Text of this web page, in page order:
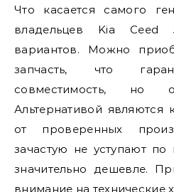
Что касается самого
владельцев Kia Ceed
вариантов. Можно
запчасть, что
совместимость, но
Альтернативой являются
от проверенных
зачастую не уступают по
значительно дешевле.
внимание на технические